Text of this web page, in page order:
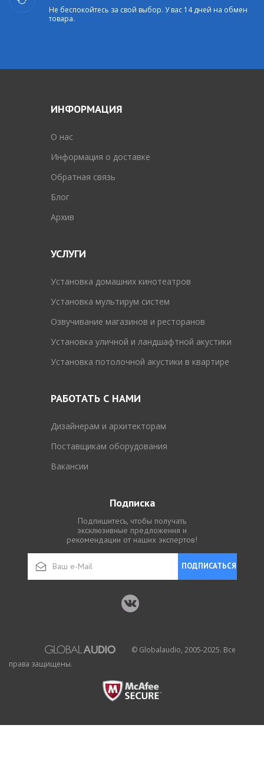
Не беспокойтесь за свой выбор. У вас 14 дней на обмен
товара.
ИНФОРМАЦИЯ
O нас
Информация о доставке
Обратная связь
Блог
Архив
УСЛУГИ
Установка домашних кинотеатров
Установка мультирум систем
Озвучивание магазинов и ресторанов
Установка уличной и ландшафтной акустики
Установка потолочной акустики в квартире
РАБОТАТЬ С НАМИ
Дизайнерам и архитекторам
Поставщикам оборудования
Вакансии
Подписка
Подпишитесь, чтобы получать
эксклюзивные предложения и
рекомендации от наших экспертов!
ПОДПИСАТЬСЯ
© Globalaudio, 2005-2025. Все
права защищены.